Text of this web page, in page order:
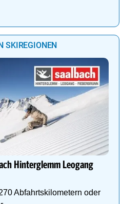
SKIREGIONEN
Hinterglemm Leogang
Abfahrtskilometern oder